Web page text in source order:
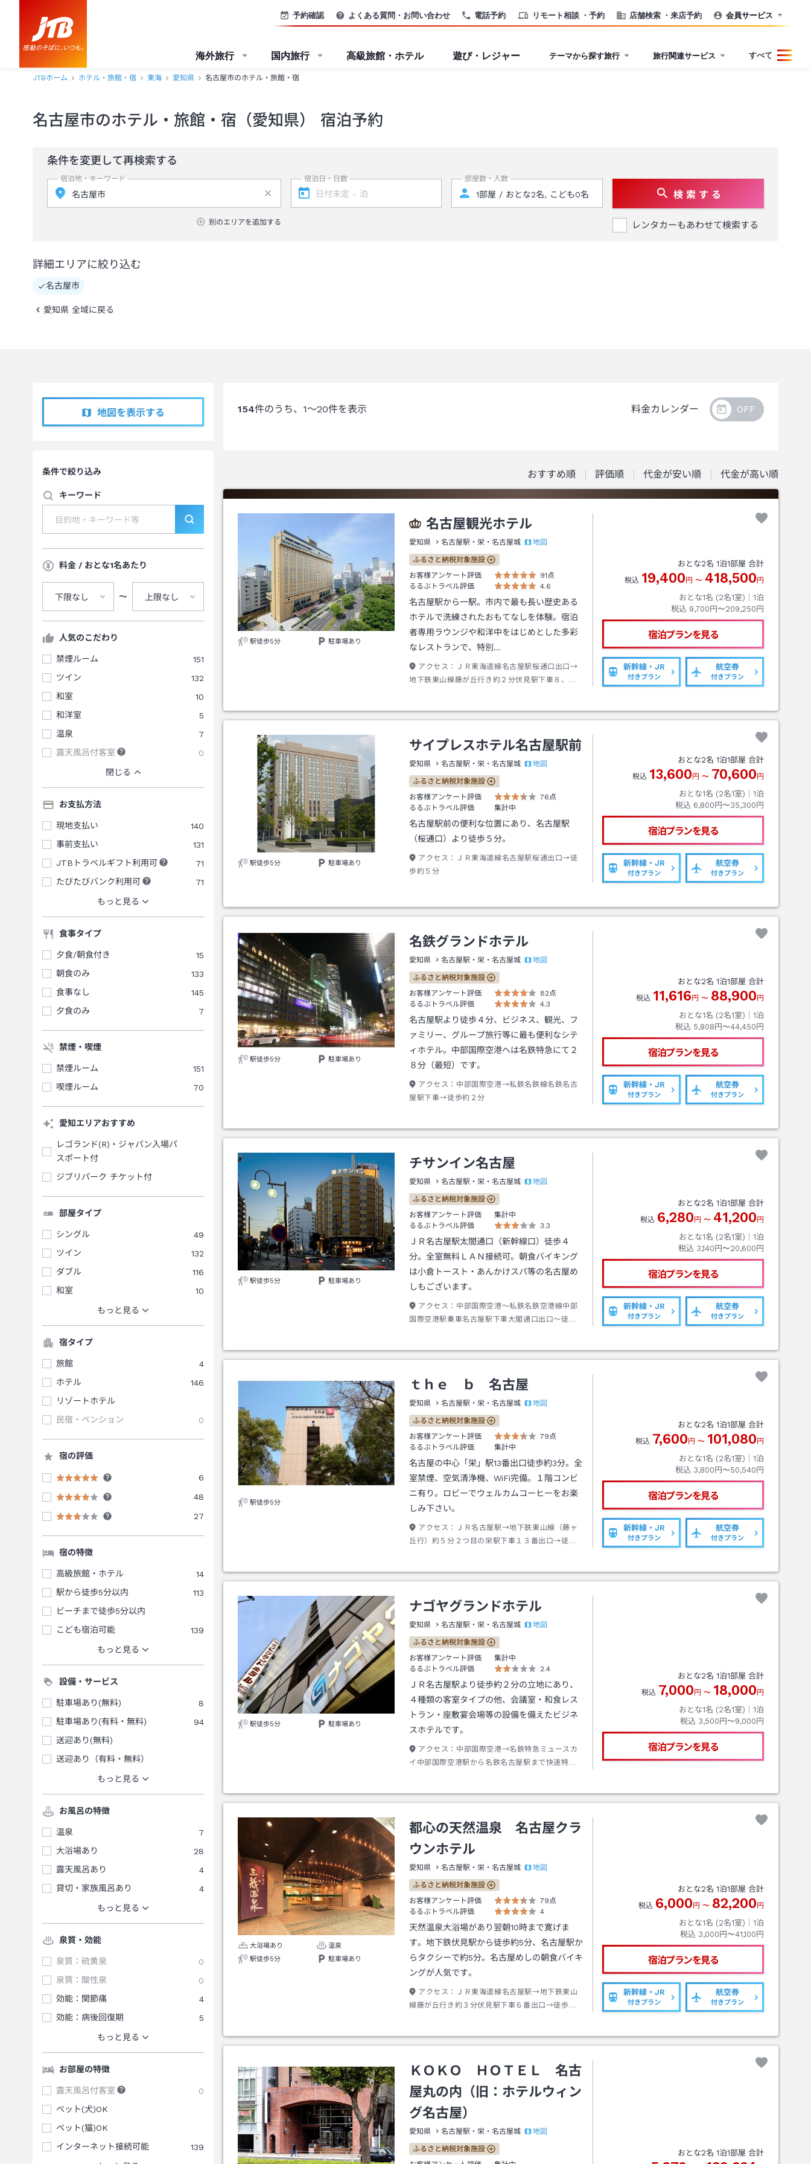
電話予約 リモート相談 ・予約 店舗検索 ・来店予約
予約確認 よくある質問・お問い合わせ 会員サービス
海外旅行 国内旅行 高級旅館・ホテル 遊び・レジャー テーマから探す旅行 旅行関連サービス すべて
JTBホーム ホテル・旅館・宿 東海 愛知県 名古屋市のホテル・旅館・宿
名古屋市のホテル・旅館・宿（愛知県） 宿泊予約
条件を変更して再検索する
宿泊地・キーワード
別のエリアを追加する
宿泊日・日数 部屋数・人数
検 索 す る
レンタカーもあわせて検索する
詳細エリアに絞り込む
名古屋市
愛知県 全域に戻る
地図を表示する
条件で絞り込み
キーワード
料金 / おとな1名あたり
下限なし 〜 上限なし
人気のこだわり
禁煙ルーム
151
ツイン
132
和室
10
和洋室
5
温泉
7
露天風呂付客室
0
閉じる
お支払方法
現地支払い
140
事前支払い
131
JTBトラベルギフト利用可
71
たびたびバンク利用可
71
もっと見る
食事タイプ
夕食/朝食付き
15
朝食のみ
133
食事なし
145
夕食のみ
7
禁煙・喫煙
禁煙ルーム
151
喫煙ルーム
70
愛知エリアおすすめ
レゴランド(R)・ジャパン入場パ
スポート付
ジブリパーク チケット付
部屋タイプ
シングル
49
ツイン
132
ダブル
116
和室
10
もっと見る
宿タイプ
旅館
4
ホテル
146
リゾートホテル
民宿・ペンション
0
宿の評価
6
48
27
宿の特徴
高級旅館・ホテル
14
駅から徒歩5分以内
113
ビーチまで徒歩5分以内
こども宿泊可能
139
もっと見る
設備・サービス
駐車場あり(無料)
8
駐車場あり(有料・無料)
94
送迎あり(無料)
送迎あり（有料・無料）
もっと見る
お風呂の特徴
温泉
7
大浴場あり
28
露天風呂あり
4
貸切・家族風呂あり
4
もっと見る
泉質・効能
泉質：硫黄泉
0
泉質：酸性泉
0
効能：関節痛
4
効能：病後回復期
5
もっと見る
お部屋の特徴
露天風呂付客室
0
ペット(犬)OK
ペット(猫)OK
インターネット接続可能
139
154件のうち、 1～20件を表示 料金カレンダー
おすすめ順 評価順 代金が安い順 代金が高い順
駅徒歩5分 駐車場あり
名古屋観光ホテル
愛知県 名古屋駅・栄・名古屋城 地図
ふるさと納税対象施設
お客様アンケート評価
91点
るるぶトラベル評価
4.6
名古屋駅から一駅。市内で最も長い歴史ある
ホテルで洗練されたおもてなしを体験。宿泊
者専用ラウンジや和洋中をはじめとした多彩
なレストランで、特別…
アクセス：
ＪＲ東海道線名古屋駅桜通口出口→
地下鉄東山線藤が丘行き約２分伏見駅下車８、
おとな2名 1泊1部屋 合計
税込 19,400 円 〜 418,500 円
おとな1名 (2名1室)｜ 1泊
税込 9,700円〜209,250円
宿泊プランを見る
新幹線・JR
付きプラン
航空券
付きプラン
駅徒歩5分 駐車場あり
サイプレスホテル名古屋駅前
愛知県 名古屋駅・栄・名古屋城 地図
ふるさと納税対象施設
お客様アンケート評価
76点
るるぶトラベル評価
集計中
名古屋駅前の便利な位置にあり、名古屋駅
（桜通口）より徒歩５分。
アクセス：
ＪＲ東海道線名古屋駅桜通出口→徒
歩約５分
おとな2名 1泊1部屋 合計
税込 13,600 円 〜 70,600 円
おとな1名 (2名1室)｜ 1泊
税込 6,800円〜35,300円
宿泊プランを見る
新幹線・JR
付きプラン
航空券
付きプラン
駅徒歩5分 駐車場あり
名鉄グランドホテル
愛知県 名古屋駅・栄・名古屋城 地図
ふるさと納税対象施設
お客様アンケート評価
82点
るるぶトラベル評価
4.3
名古屋駅より徒歩４分、ビジネス、観光、フ
ァミリー、グループ旅行等に最も便利なシテ
ィホテル。中部国際空港へは名鉄特急にて２
８分（最短）です。
アクセス： 中部国際空港→私鉄名鉄線名鉄名古
屋駅下車→徒歩約２分
おとな2名 1泊1部屋 合計
税込 11,616 円 〜 88,900 円
おとな1名 (2名1室)｜ 1泊
税込 5,808円〜44,450円
宿泊プランを見る
新幹線・JR
付きプラン
航空券
付きプラン
駅徒歩5分 駐車場あり
チサンイン名古屋
愛知県 名古屋駅・栄・名古屋城 地図
ふるさと納税対象施設
お客様アンケート評価
集計中
るるぶトラベル評価
3.3
ＪＲ名古屋駅太閤通口（新幹線口）徒歩４
分。全室無料ＬＡＮ接続可。朝食バイキング
は小倉トースト・あんかけスパ等の名古屋め
しもございます。
アクセス： 中部国際空港～私鉄名鉄空港線中部
国際空港駅乗車名古屋駅下車大閣通口出口～徒歩
おとな2名 1泊1部屋 合計
税込 6,280 円 〜 41,200 円
おとな1名 (2名1室)｜ 1泊
税込 3,140円〜20,600円
宿泊プランを見る
新幹線・JR
付きプラン
航空券
付きプラン
駅徒歩5分
ｔｈｅ ｂ 名古屋
愛知県 名古屋駅・栄・名古屋城 地図
ふるさと納税対象施設
お客様アンケート評価
79点
るるぶトラベル評価
集計中
名古屋の中心「栄」駅13番出口徒歩約3分。全
室禁煙、空気清浄機、WiFi完備。１階コンビ
ニ有り。ロビーでウェルカムコーヒーをお楽
しみ下さい。
アクセス：
ＪＲ名古屋駅→地下鉄東山線（藤ヶ
丘行）約５分２つ目の栄駅下車１３番出口→徒歩
おとな2名 1泊1部屋 合計
税込 7,600 円 〜 101,080 円
おとな1名 (2名1室)｜ 1泊
税込 3,800円〜50,540円
宿泊プランを見る
新幹線・JR
付きプラン
航空券
付きプラン
駅徒歩5分 駐車場あり
ナゴヤグランドホテル
愛知県 名古屋駅・栄・名古屋城 地図
ふるさと納税対象施設
お客様アンケート評価
集計中
るるぶトラベル評価
2.4
ＪＲ名古屋駅より徒歩約２分の立地にあり、
４種類の客室タイプの他、会議室・和食レス
トラン・座敷宴会場等の設備を備えたビジネ
スホテルです。
アクセス： 中部国際空港→名鉄特急ミュースカ
イ中部国際空港駅から名鉄名古屋駅まで快速特急
おとな2名 1泊1部屋 合計
税込 7,000 円 〜 18,000 円
おとな1名 (2名1室)｜ 1泊
税込 3,500円〜9,000円
宿泊プランを見る
大浴場あり
温泉
駅徒歩5分
駐車場あり
都心の天然温泉 名古屋クラ
ウンホテル
愛知県 名古屋駅・栄・名古屋城 地図
ふるさと納税対象施設
お客様アンケート評価
79点
るるぶトラベル評価
4
天然温泉大浴場があり翌朝10時まで寛げま
す。地下鉄伏見駅から徒歩約5分、名古屋駅か
らタクシーで約5分。名古屋めしの朝食バイキ
ングが人気です。
アクセス：
ＪＲ東海道線名古屋駅→地下鉄東山
線藤が丘行き約３分伏見駅下車６番出口→徒歩約
おとな2名 1泊1部屋 合計
税込 6,000 円 〜 82,200 円
おとな1名 (2名1室)｜ 1泊
税込 3,000円〜41,100円
宿泊プランを見る
新幹線・JR
付きプラン
航空券
付きプラン
ＫＯＫＯ ＨＯＴＥＬ 名古
屋丸の内（旧：ホテルウィン
グ名古屋）
愛知県 名古屋駅・栄・名古屋城 地図
ふるさと納税対象施設
おとな2名 1泊1部屋 合計